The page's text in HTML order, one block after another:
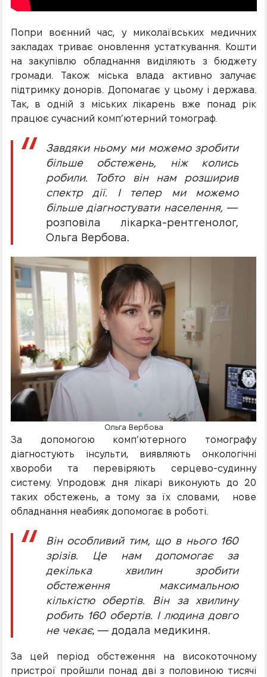
Попри воєнний час, у миколаївських медичних
закладах триває оновлення устаткування. Кошти
на закупівлю обладнання виділяють з бюджету
громади. Також міська влада активно залучає
підтримку донорів. Допомагає у цьому і держава.
Так, в одній з міських лікарень вже понад рік
працює сучасний комп’ютерний томограф.
Завдяки ньому ми можемо зробити
більше обстежень, ніж колись
робили. Тобто він нам розширив
спектр дії. І тепер ми можемо
більше діагностувати населення, —
розповіла лікарка-рентгенолог,
Ольга Вербова.
Ольга Вербова
За допомогою комп’ютерного томографу
діагностують інсульти, виявляють онкологічні
хвороби та перевіряють серцево-судинну
систему. Упродовж дня лікарі виконують до 20
таких обстежень, а тому за їх словами, нове
обладнання неабияк допомогає в роботі.
Він особливий тим, що в нього 160
зрізів. Це нам допомогає за
декілька хвилин зробити
обстеження максимальною
кількістю обертів. Він за хвилину
робить 160 обертів. І людина довго
не чекає, — додала медикиня.
За цей період обстеження на високоточному
пристрої пройшли понад дві з половиною тисячі